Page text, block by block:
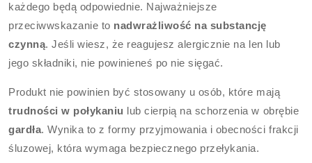
każdego będą odpowiednie. Najważniejsze
przeciwwskazanie to nadwrażliwość na substancję
czynną. Jeśli wiesz, że reagujesz alergicznie na len lub
jego składniki, nie powinieneś po nie sięgać.
Produkt nie powinien być stosowany u osób, które mają
trudności w połykaniu lub cierpią na schorzenia w obrębie
gardła. Wynika to z formy przyjmowania i obecności frakcji
śluzowej, która wymaga bezpiecznego przełykania.